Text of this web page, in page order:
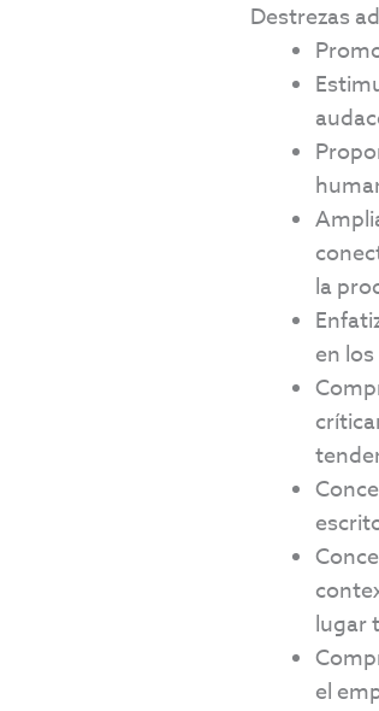
Destrezas
la
en
lugar
el